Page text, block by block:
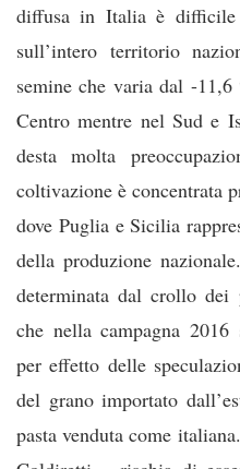
diffusa in Italia è
sull’intero territorio
semine che varia dal -
Centro mentre nel Sud e
desta molta
coltivazione è concentrata
dove Puglia e Sicilia
della produzione
determinata dal crollo
che nella campagna 2016
per effetto delle
del grano importato
pasta venduta come